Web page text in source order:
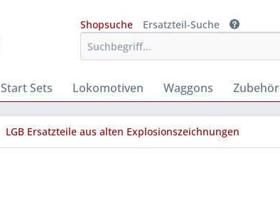
Shopsuche
Ersatzteil-Suche
Start Sets Lokomotiven Waggons Zubehör
LGB Ersatzteile aus alten Explosionszeichnungen